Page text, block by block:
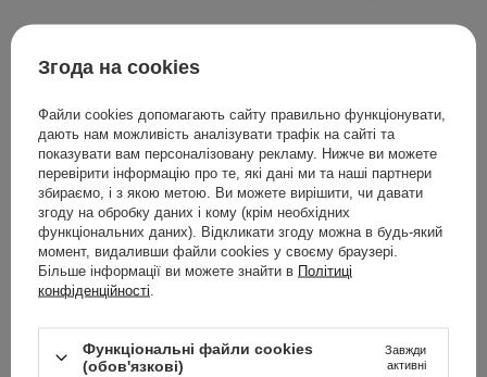
Cubes - Натуральний
- No. 2 - 6x40g
1 490,00 ГРН
ДОДАТИ ДО КОШИКА
939,00 ГРН
ДОДАТИ ДО КОШИКА
Згода на cookies
Файли cookies допомагають сайту правильно функціонувати,
дають нам можливість аналізувати трафік на сайті та
показувати вам персоналізовану рекламу. Нижче ви можете
перевірити інформацію про те, які дані ми та наші партнери
збираємо, і з якою метою. Ви можете вирішити, чи давати
згоду на обробку даних і кому (крім необхідних
функціональних даних). Відкликати згоду можна в будь-який
момент, видаливши файли cookies у своєму браузері.
Більше інформації ви можете знайти в Політиці
конфіденційності
Функціональні файли cookies
(обов'язкові)
Завжди
активні